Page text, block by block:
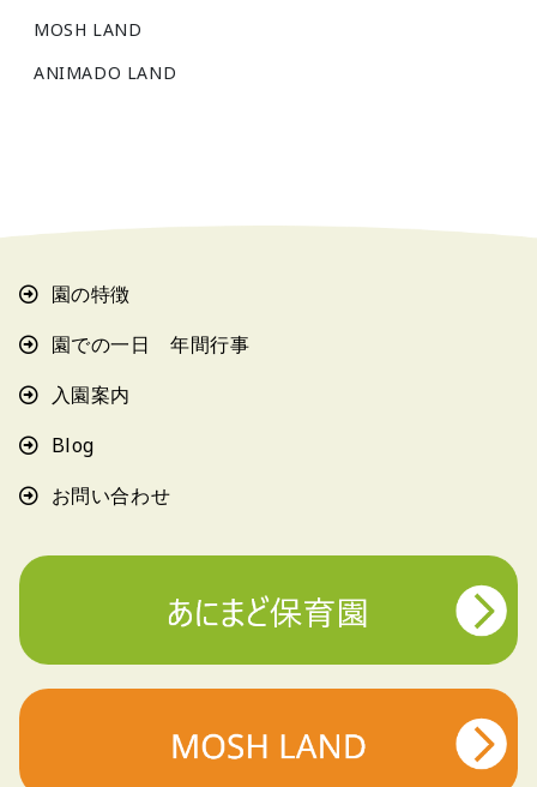
MOSH LAND
ANIMADO LAND
園の特徴
園での一日 年間行事
入園案内
Blog
お問い合わせ